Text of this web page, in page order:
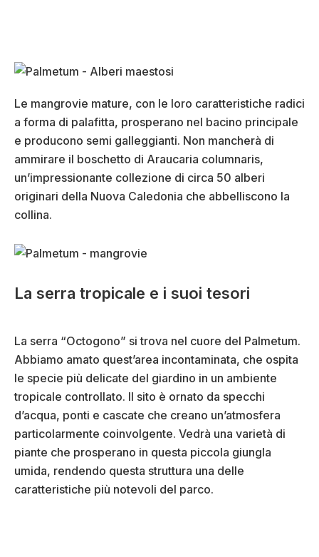
Le mangrovie mature, con le loro caratteristiche radici
a forma di palafitta, prosperano nel bacino principale
e producono semi galleggianti. Non mancherà di
ammirare il boschetto di Araucaria columnaris,
un’impressionante collezione di circa 50 alberi
originari della Nuova Caledonia che abbelliscono la
collina.
La serra tropicale e i suoi tesori
La serra “Octogono” si trova nel cuore del Palmetum.
Abbiamo amato quest’area incontaminata, che ospita
le specie più delicate del giardino in un ambiente
tropicale controllato. Il sito è ornato da specchi
d’acqua, ponti e cascate che creano un’atmosfera
particolarmente coinvolgente. Vedrà una varietà di
piante che prosperano in questa piccola giungla
umida, rendendo questa struttura una delle
caratteristiche più notevoli del parco.